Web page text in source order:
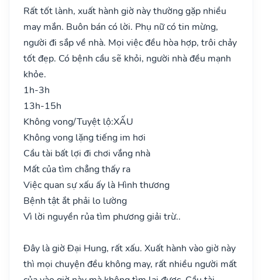
Rất tốt lành, xuất hành giờ này thường gặp nhiều
may mắn. Buôn bán có lời. Phụ nữ có tin mừng,
người đi sắp về nhà. Mọi việc đều hòa hợp, trôi chảy
tốt đẹp. Có bệnh cầu sẽ khỏi, người nhà đều mạnh
khỏe.
1h-3h
13h-15h
Không vong/Tuyệt lộ:XẤU
Không vong lặng tiếng im hơi
Cầu tài bất lợi đi chơi vắng nhà
Mất của tìm chẳng thấy ra
Việc quan sự xấu ấy là Hình thương
Bệnh tật ắt phải lo lường
Vì lời nguyền rủa tìm phương giải trừ..
Đây là giờ Đại Hung, rất xấu. Xuất hành vào giờ này
thì mọi chuyện đều không may, rất nhiều người mất